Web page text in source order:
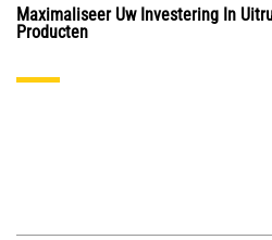
Maximaliseer Uw Investering In
Producten